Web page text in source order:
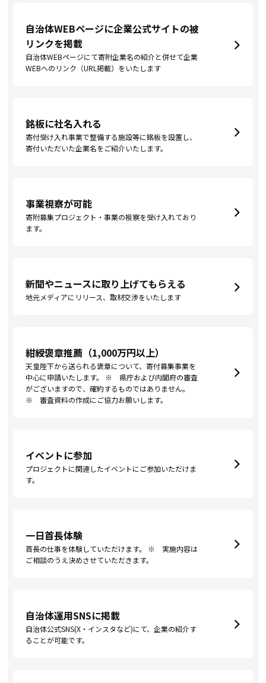
自治体WEBページに企業公式サイトの被
リンクを掲載
自治体WEBページにて寄附企業名の紹介と併せて企業
WEBへのリンク（URL掲載）をいたします
銘板に社名入れる
寄付受け入れ事業で整備する施設等に銘板を設置し、
寄付いただいた企業名をご紹介いたします。
事業視察が可能
寄附募集プロジェクト・事業の視察を受け入れており
ます。
新聞やニュースに取り上げてもらえる
地元メディアにリリース、取材交渉をいたします
紺綬褒章推薦（1,000万円以上）
天皇陛下から送られる褒章について、寄付募集事業を
中心に申請いたします。 ※ 県庁および内閣府の審査
がございますので、確約するものではありません。
※ 審査資料の作成にご協力お願いします。
イベントに参加
プロジェクトに関連したイベントにご参加いただけま
す。
一日首長体験
首長の仕事を体験していただけます。 ※ 実施内容は
ご相談のうえ決めさせていただきます。
自治体運用SNSに掲載
自治体公式SNS(X・インスタなど)にて、企業の紹介す
ることが可能です。